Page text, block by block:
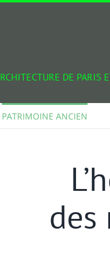
DE PARIS
PATRIMOINE ANCIEN
des